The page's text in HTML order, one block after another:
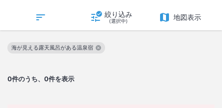
絞り込み
(選択中) 地図表示
0件のうち、0件を表示
海が見える露天風呂がある温泉宿
この絞り込み条件を解除